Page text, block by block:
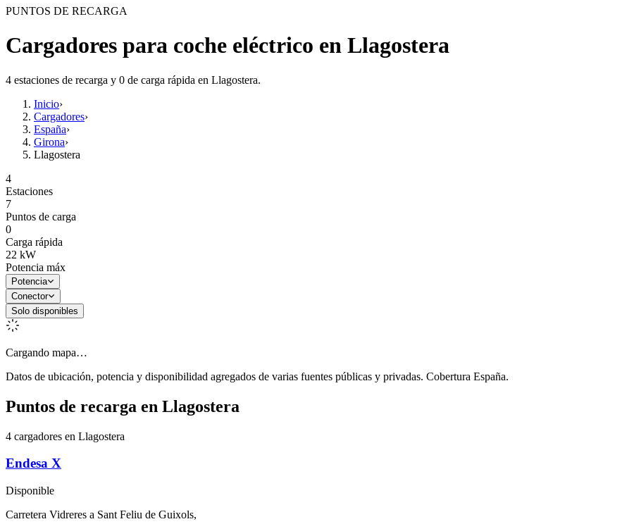
PUNTOS DE RECARGA
Cargadores para coche eléctrico en Llagostera
4 estaciones de recarga y 0 de carga rápida en Llagostera.
Inicio›
Cargadores›
España›
Girona›
Llagostera
4
Estaciones
7
Puntos de carga
0
Carga rápida
22 kW
Potencia máx
Potencia
Conector
Solo disponibles
Cargando mapa…
Datos de ubicación, potencia y disponibilidad agregados de varias fuentes públicas y privadas. Cobertura España.
Puntos de recarga en Llagostera
4 cargadores en Llagostera
Endesa X
Disponible
Carretera Vidreres a Sant Feliu de Guixols,